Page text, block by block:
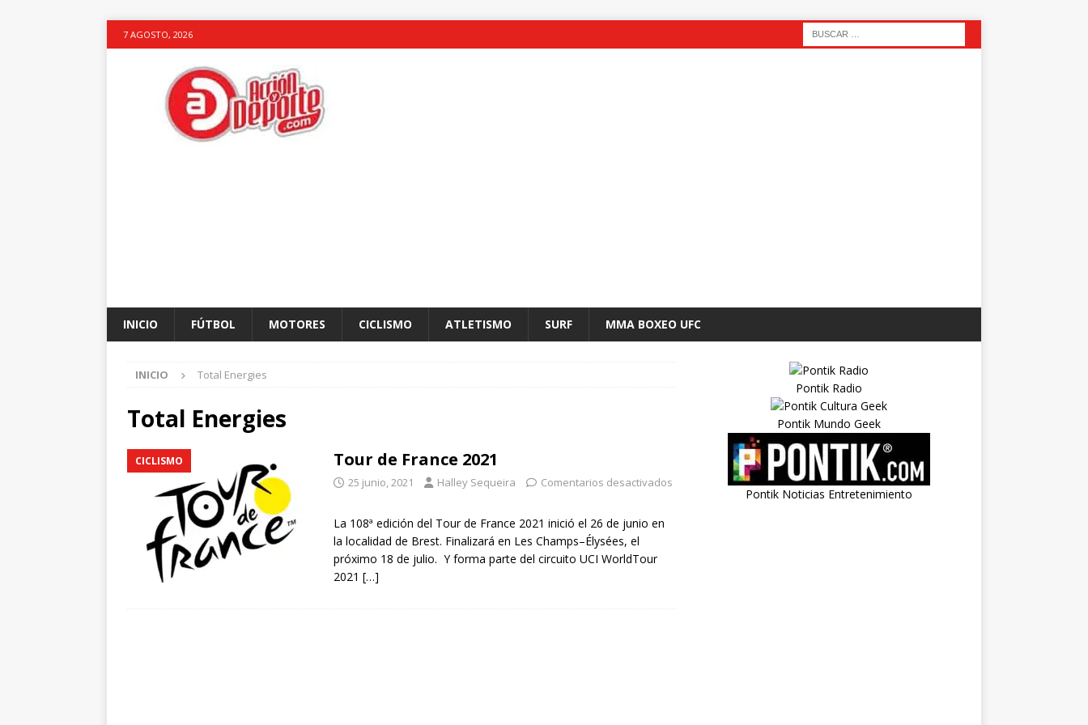
7 AGOSTO, 2026
INICIO FÚTBOL MOTORES CICLISMO ATLETISMO SURF MMA BOXEO UFC
INICIO Total Energies
Total Energies
CICLISMO Tour de France 2021
25 junio, 2021 Halley Sequeira Comentarios desactivados
La 108ª edición del Tour de France 2021 inició el 26 de junio en
la localidad de Brest. Finalizará en Les Champs–Élysées, el
próximo 18 de julio. Y forma parte del circuito UCI WorldTour
2021 […]
Pontik Radio
Pontik Mundo Geek
Pontik Noticias Entretenimiento